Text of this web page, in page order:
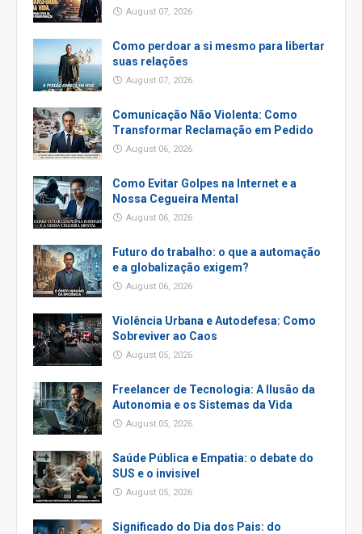
August 07, 2026
Como perdoar a si mesmo para libertar
suas relações
August 07, 2026
Comunicação Não Violenta: Como
Transformar Reclamação em Pedido
August 06, 2026
Como Evitar Golpes na Internet e a
Nossa Cegueira Mental
August 06, 2026
Futuro do trabalho: o que a automação
e a globalização exigem?
August 06, 2026
Violência Urbana e Autodefesa: Como
Sobreviver ao Caos
August 05, 2026
Freelancer de Tecnologia: A Ilusão da
Autonomia e os Sistemas da Vida
August 05, 2026
Saúde Pública e Empatia: o debate do
SUS e o invisivel
August 05, 2026
Significado do Dia dos Pais: do